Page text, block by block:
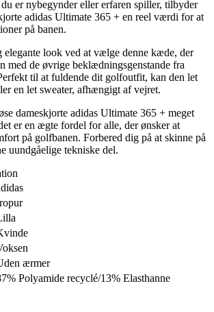
er nybegynder eller erfaren spiller, tilbyder
adidas Ultimate 365 + en reel værdi for at
på banen.
elegante look ved at vælge denne kæde, der
med de øvrige beklædningsgenstande fra
til at fuldende dit golfoutfit, kan den let
en let sweater, afhængigt af vejret.
dameskjorte adidas Ultimate 365 + meget
er en ægte fordel for alle, der ønsker at
på golfbanen. Forbered dig på at skinne på
uundgåelige tekniske del.
ærmer
Polyamide recyclé/13% Elasthanne